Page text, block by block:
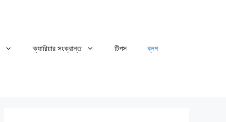
ক্যারিয়ার সংক্রান্ত টিপস ব্লগ